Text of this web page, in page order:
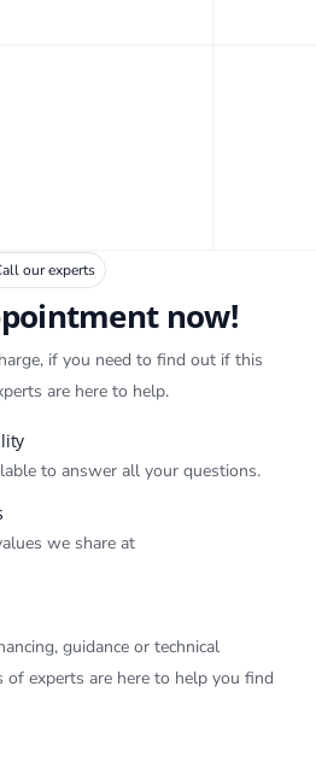
now!
our experts
if you need to find out if this
are here to help.
to answer all your questions.
we share at
guidance or technical
of experts are here to help you find